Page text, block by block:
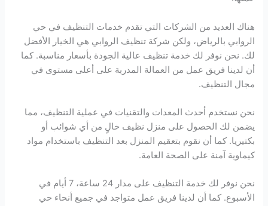
هناك العديد من الشركات التي تقدم خدمات التنظيف في حي
الروابي بالرياض، ولكن شركة تنظيف الروابي هي الخيار الأفضل
لك. نحن نوفر لك خدمة تنظيف عالية الجودة بأسعار مناسبة. كما
أن لدينا فريق عمل من العمالة المدربة على أعلى مستوى في
مجال التنظيف.
نحن نستخدم أحدث المعدات والتقنيات في عملية التنظيف، مما
يضمن لك الحصول على منزل نظيف خالٍ من أي شوائب أو
بكتيريا. كما أن نقوم بتعقيم المنزل بعد التنظيف باستخدام مواد
كيماوية آمنة على الصحة العامة.
نحن نوفر لك خدمة التنظيف على مدار 24 ساعة، 7 أيام في
الأسبوع. كما أن لدينا فريق عمل متواجد في جميع أنحاء حي